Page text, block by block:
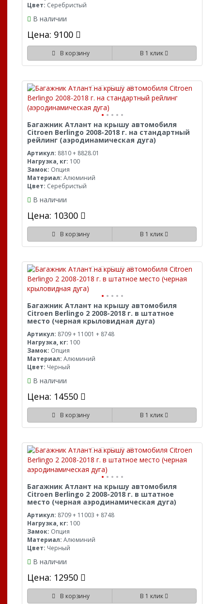
Цвет: Серебристый
В наличии
Цена: 9100
В корзину В 1 клик
Багажник Атлант на крышу автомобиля
Citroen Berlingo 2008-2018 г. на стандартный
рейлинг (аэродинамическая дуга)
Артикул: 8810 + 8828.01
Нагрузка, кг: 100
Замок: Опция
Материал: Алюминий
Цвет: Серебристый
В наличии
Цена: 10300
В корзину В 1 клик
Багажник Атлант на крышу автомобиля
Citroen Berlingo 2 2008-2018 г. в штатное
место (черная крыловидная дуга)
Артикул: 8709 + 11001 + 8748
Нагрузка, кг: 100
Замок: Опция
Материал: Алюминий
Цвет: Черный
В наличии
Цена: 14550
В корзину В 1 клик
Багажник Атлант на крышу автомобиля
Citroen Berlingo 2 2008-2018 г. в штатное
место (черная аэродинамическая дуга)
Артикул: 8709 + 11003 + 8748
Нагрузка, кг: 100
Замок: Опция
Материал: Алюминий
Цвет: Черный
В наличии
Цена: 12950
В корзину В 1 клик